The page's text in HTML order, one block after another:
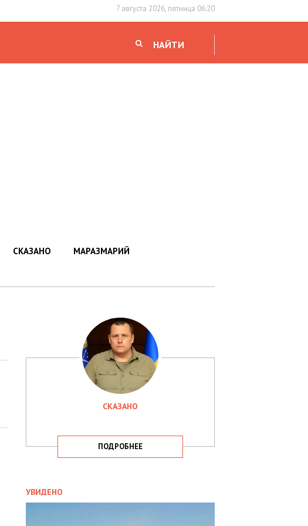
7 августа 2026, пятница 06:20
НАЙТИ
СКАЗАНО МАРАЗМАРИЙ
СКАЗАНО
ПОДРОБНЕЕ
УВИДЕНО
ЗАТРИМАЛА